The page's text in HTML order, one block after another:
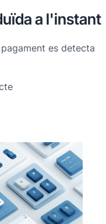
a l'instant
es detecta